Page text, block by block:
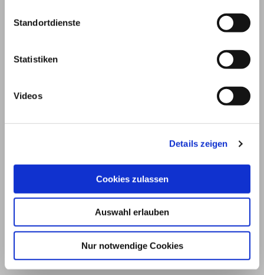
Standortdienste
Statistiken
Videos
Details zeigen
Cookies zulassen
Auswahl erlauben
Nur notwendige Cookies
© 2026
Impressum und Nutzungsbedingungen
Datenschutz Privatsphäre
Qualitätsrichtlinien Barrierefreiheit